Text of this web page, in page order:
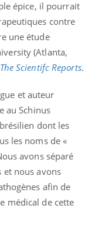
épice, il pourrait
contre
une étude
(Atlanta,
The Scientifc Reports.
et auteur
au Schinus
dont les
les noms de «
avons séparé
et nous avons
afin de
médical de cette